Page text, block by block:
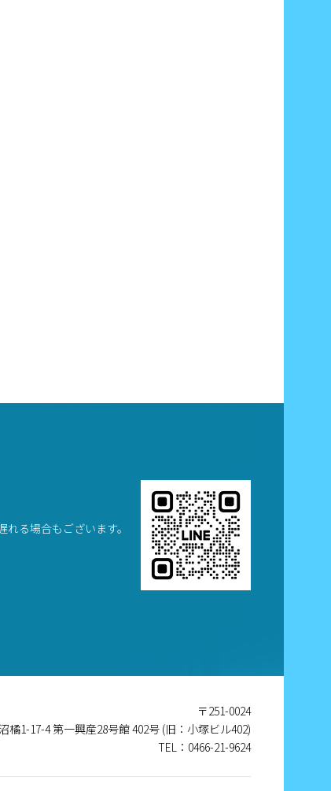
る場合もございます。
〒251-0024
橘1-17-4 第一興産28号館 402号 (旧：小塚ビル402)
TEL：0466-21-9624